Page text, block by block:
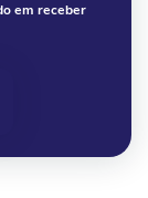
em receber